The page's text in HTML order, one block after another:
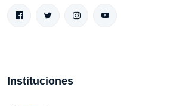
Instituciones